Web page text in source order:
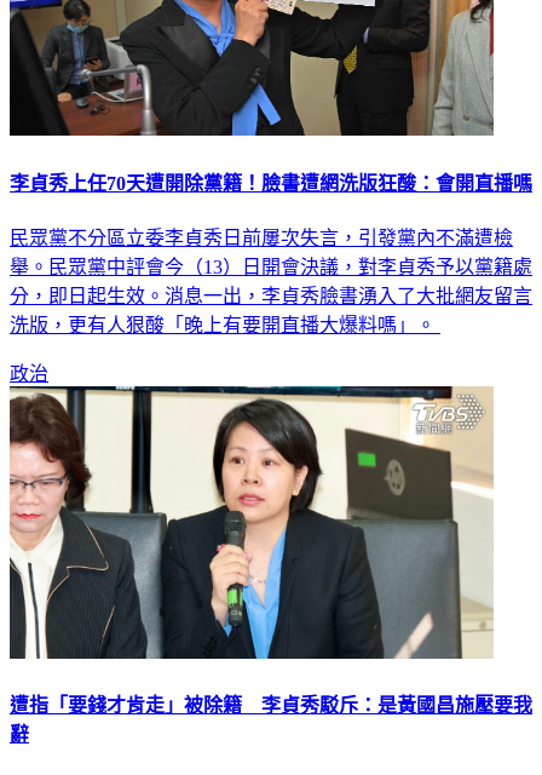
李貞秀上任70天遭開除黨籍！臉書遭網洗版狂酸：會開直播嗎
民眾黨不分區立委李貞秀日前屢次失言，引發黨內不滿遭檢
舉。民眾黨中評會今（13）日開會決議，對李貞秀予以黨籍處
分，即日起生效。消息一出，李貞秀臉書湧入了大批網友留言
洗版，更有人狠酸「晚上有要開直播大爆料嗎」。
政治
遭指「要錢才肯走」被除籍 李貞秀駁斥：是黃國昌施壓要我
辭